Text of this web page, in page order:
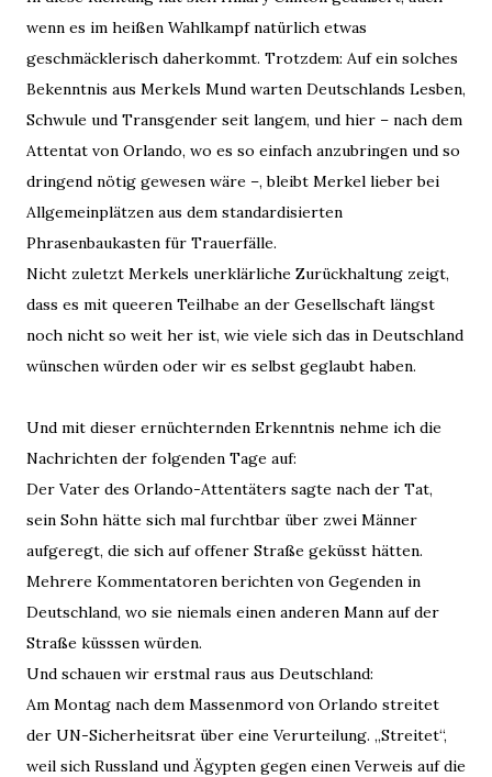
wenn es im heißen Wahlkampf natürlich etwas
geschmäcklerisch daherkommt. Trotzdem: Auf ein solches
Bekenntnis aus Merkels Mund warten Deutschlands Lesben,
Schwule und Transgender seit langem, und hier – nach dem
Attentat von Orlando, wo es so einfach anzubringen und so
dringend nötig gewesen wäre –,bleibt Merkel lieber bei
Allgemeinplätzen aus dem standardisierten
Phrasenbaukasten für Trauerfälle.
Nicht zuletzt Merkels unerklärliche Zurückhaltung zeigt,
dass es mit queeren Teilhabe an der Gesellschaft längst
noch nicht so weit her ist, wie viele sich das in Deutschland
wünschen würden oder wir es selbst geglaubt haben.
Und mit dieser ernüchternden Erkenntnis nehme ich die
Nachrichten der folgenden Tage auf:
Der Vater des Orlando-Attentäters sagte nach der Tat,
sein Sohn hätte sich mal furchtbar über zwei Männer
aufgeregt, die sich auf offener Straße geküsst hätten.
Mehrere Kommentatoren berichten von Gegenden in
Deutschland, wo sie niemals einen anderen Mann auf der
Straße küsssen würden.
Und schauen wir erstmal raus aus Deutschland:
Am Montag nach dem Massenmord von Orlando streitet
der UN-Sicherheitsrat über eine Verurteilung. „Streitet“,
weil sich Russland und Ägypten gegen einen Verweis auf die